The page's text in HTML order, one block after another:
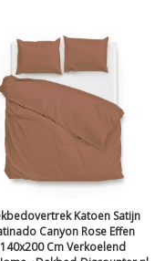
Katoen Satijn
Canyon Rose Effen
140x200 Cm Verkoelend